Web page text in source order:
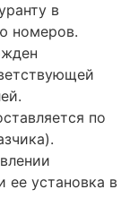
в
номеров.
по
ее установка в